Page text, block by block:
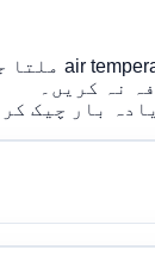
نہ کریں۔